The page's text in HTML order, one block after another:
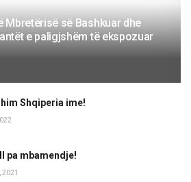
Mbretërisë së Bashkuar dhe
e paligjshëm të ekspozuar
Shqiperia ime!
pa mbamendje!
2021